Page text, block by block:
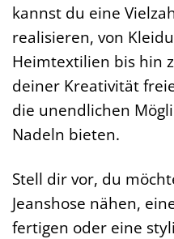
kannst du eine
realisieren, von
Heimtextilien bis hin
deiner Kreativität
die unendlichen
Nadeln bieten.
Stell dir vor, du
Jeanshose nähen,
fertigen oder eine